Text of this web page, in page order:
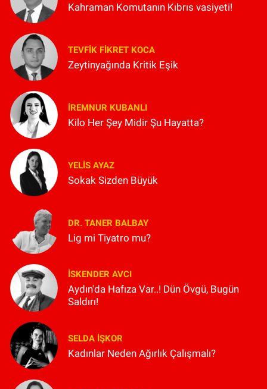
Kahraman Komutanın Kıbrıs vasiyeti!
TEVFIK FIKRET KOCA
Zeytinyağında Kritik Eşik
İREMNUR KUBANLI
Kilo Her Şey Midir Şu Hayatta?
YELIS AYAZ
Sokak Sizden Büyük
DR. TANER BALBAY
Lig mi Tiyatro mu?
İSKENDER AVCI
Aydın'da Hafıza Var..! Dün Övgü, Bugün
Saldırı!
SELDA İŞKOR
Kadınlar Neden Ağırlık Çalışmalı?